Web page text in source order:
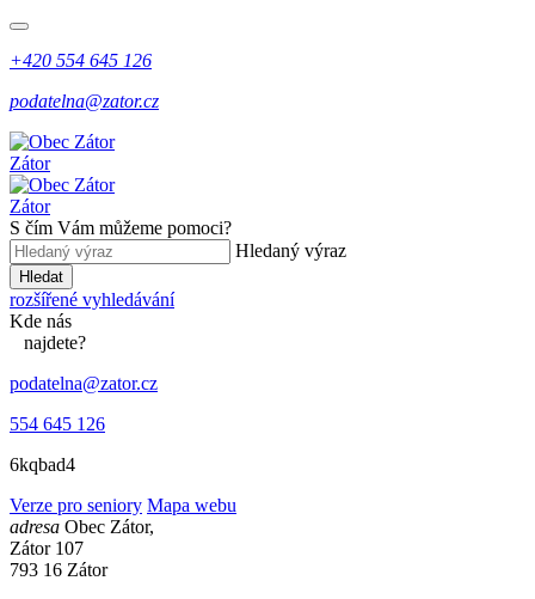
+420 554 645 126
podatelna@zator.cz
Zátor
Zátor
S čím Vám můžeme pomoci?
Hledaný výraz
Hledat
rozšířené vyhledávání
Kde nás
najdete?
podatelna@zator.cz
554 645 126
6kqbad4
Verze pro seniory Mapa webu
adresa Obec Zátor,
Zátor 107
793 16 Zátor